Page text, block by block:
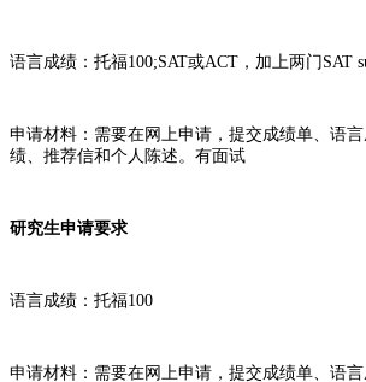
语言成绩：托福100;SAT或ACT，加上两门SAT
申请材料：需要在网上申请，提交成绩单、语
绩、推荐信和个人陈述。有面试
研究生申请要求
语言成绩：托福100
申请材料：需要在网上申请，提交成绩单、语